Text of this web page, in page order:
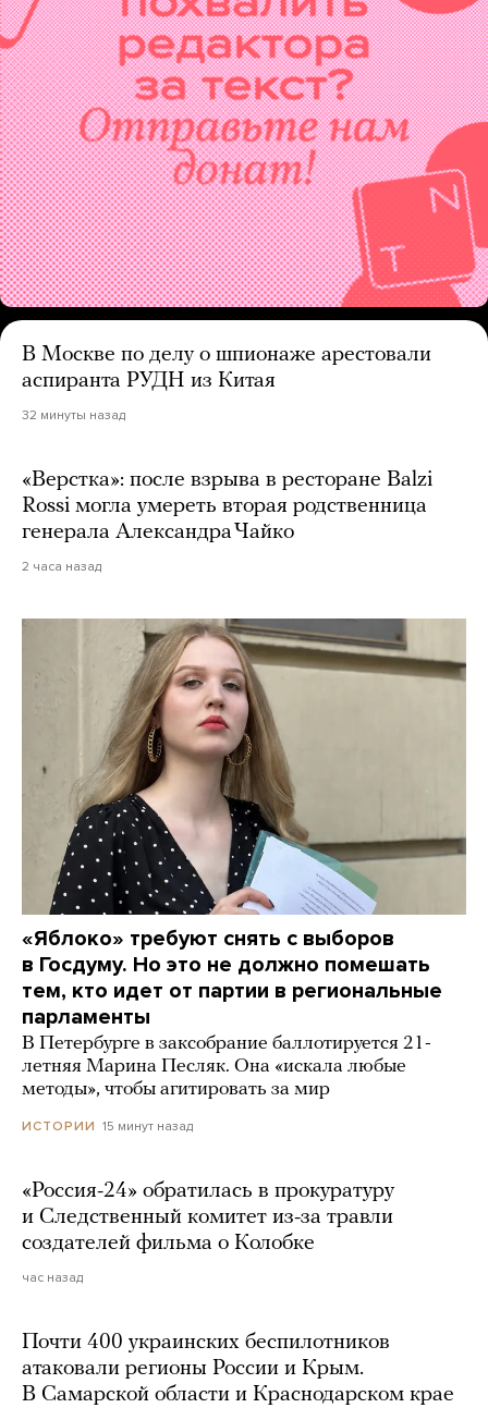
В Москве по делу о шпионаже арестовали
аспиранта РУДН из Китая
32 минуты назад
«Верстка»: после взрыва в ресторане Balzi
Rossi могла умереть вторая родственница
генерала Александра Чайко
2 часа назад
«Яблоко» требуют снять с выборов
в Госдуму. Но это не должно помешать
тем, кто идет от партии в региональные
парламенты
В Петербурге в заксобрание баллотируется 21-
летняя Марина Песляк. Она «искала любые
методы», чтобы агитировать за мир
ИСТОРИИ 15 минут назад
«Россия-24» обратилась в прокуратуру
и Следственный комитет из-за травли
создателей фильма о Колобке
час назад
Почти 400 украинских беспилотников
атаковали регионы России и Крым.
В Самарской области и Краснодарском крае